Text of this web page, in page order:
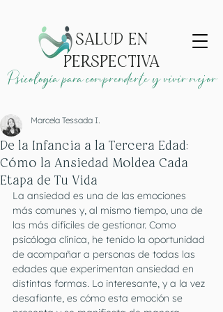
SALUD EN
PERSPECTIVA
Psicología para comprenderte y vivir mejor
De la Infancia a la Tercera Edad:
Cómo la Ansiedad Moldea Cada
Etapa de Tu Vida
Marcela Tessada I.
La ansiedad es una de las emociones
más comunes y, al mismo tiempo, una de
las más difíciles de gestionar. Como
psicóloga clínica, he tenido la oportunidad
de acompañar a personas de todas las
edades que experimentan ansiedad en
distintas formas. Lo interesante, y a la vez
desafiante, es cómo esta emoción se